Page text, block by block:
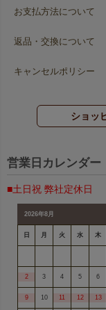
お支払方法について
返品・交換について
キャンセルポリシー
ショッ
営業日カレンダー
■土日祝 弊社定休日
2026年8月
日 月 火 水 木
2 3 4 5 6
9 10 11 12 13